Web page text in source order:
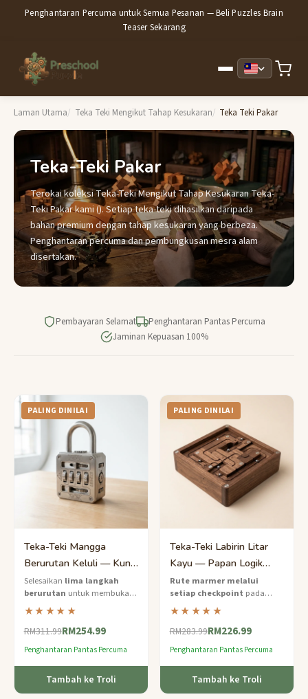
Penghantaran Percuma untuk Semua Pesanan — Beli Puzzles Brain
Teaser Sekarang
Laman Utama Teka Teki Mengikut Tahap Kesukaran Teka Teki Pakar
Teka-Teki Pakar
Terokai koleksi Teka-Teki Mengikut Tahap Kesukaran Teka-
Teki Pakar kami (). Setiap teka-teki dihasilkan daripada
bahan premium dengan tahap kesukaran yang berbeza.
Penghantaran percuma dan pembungkusan mesra alam
disertakan.
Pembayaran Selamat
Penghantaran Pantas Percuma
Jaminan Kepuasan 100%
PALING DINILAI
Teka-Teki Mangga
Berurutan Keluli — Kunci
Pelbagai Langkah Tahap
Pakar
Selesaikan lima langkah
berurutan untuk membuka
mangga keluli tahan karat ini
— setiap langkah membuka
petunjuk seterusnya.
★★★★★
RM311.99RM254.99
Penghantaran Pantas Percuma
Tambah ke Troli
PALING DINILAI
Teka-Teki Labirin Litar
Kayu — Papan Logik
Pelbagai Laluan Tahap
Pakar
Rute marmer melalui
setiap checkpoint pada
papan logik walnut yang siap
tangan ini — labirin tahap
pakar yang memberi ganjaran
strategik.
★★★★★
RM283.99RM226.99
Penghantaran Pantas Percuma
Tambah ke Troli